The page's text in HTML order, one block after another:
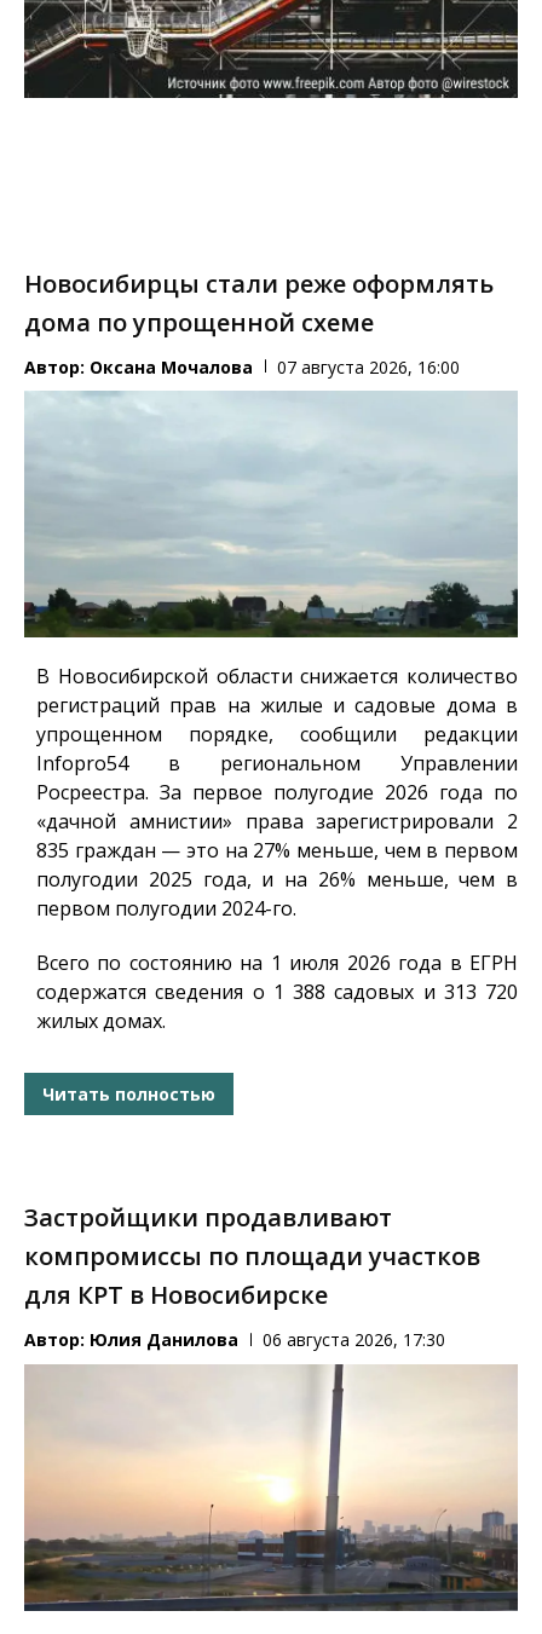
Новосибирцы стали реже оформлять
дома по упрощенной схеме
Автор: Оксана Мочалова 07 августа 2026, 16:00
В Новосибирской области снижается количество
регистраций прав на жилые и садовые дома в
упрощенном порядке, сообщили редакции
Infopro54в региональном Управлении
Росреестра. За первое полугодие 2026 года по
«дачной амнистии» права зарегистрировали 2
835 граждан — это на 27% меньше, чем в первом
полугодии 2025 года, и на 26% меньше, чем в
первом полугодии 2024-го.
Всего по состоянию на 1 июля 2026 года в ЕГРН
содержатся сведения о 1 388 садовых и 313 720
жилых домах.
Читать полностью
Застройщики продавливают
компромиссы по площади участков
для КРТ в Новосибирске
Автор: Юлия Данилова 06 августа 2026, 17:30